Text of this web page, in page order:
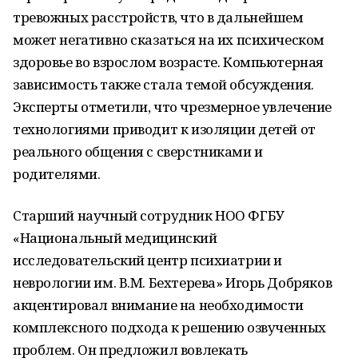
тревожных расстройств, что в дальнейшем
может негативно сказаться на их психическом
здоровье во взрослом возрасте. Компьютерная
зависимость также стала темой обсуждения.
Эксперты отметили, что чрезмерное увлечение
технологиями приводит к изоляции детей от
реального общения с сверстниками и
родителями.
Старший научный сотрудник НОО ФГБУ
«Национальный медицинский
исследовательский центр психиатрии и
неврологии им. В.М. Бехтерева» Игорь Добряков
акцентировал внимание на необходимости
комплексного подхода к решению озвученных
проблем. Он предложил вовлекать